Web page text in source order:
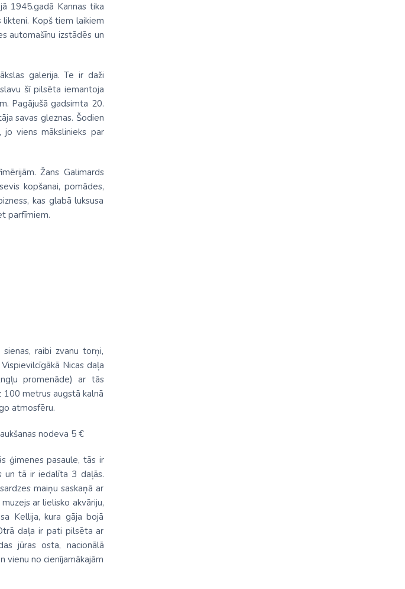
1945.gadā Kannas tika
Kopš tiem laikiem
automašīnu izstādēs un
galerija. Te ir daži
šī pilsēta iemantoja
Pagājušā gadsimta 20.
savas gleznas. Šodien
viens mākslinieks par
Žans Galimards
kopšanai, pomādes,
kas glabā luksusa
parfīmiem.
raibi zvanu torņi,
Nicas daļa
promenāde) ar tās
100 metrus augstā kalnā
atmosfēru.
nodeva 5 €
ģimenes pasaule, tās ir
un tā ir iedalīta 3 daļās.
maiņu saskaņā ar
ar lielisko akvāriju,
Kellija, kura gāja bojā
daļa ir pati pilsēta ar
jūras osta, nacionālā
vienu no cienījamākajām